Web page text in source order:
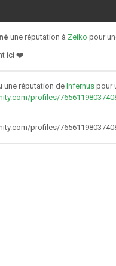
une réputation à Zeiko pour
ici ❤️
une réputation de Infernus pour
profiles/
profiles/